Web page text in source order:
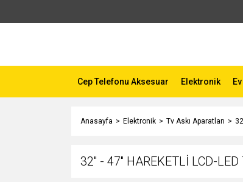
Cep Telefonu Aksesuar Elektronik
Anasayfa Elektronik Tv Askı Aparatları
32'' - 47'' HAREKETLİ LCD-